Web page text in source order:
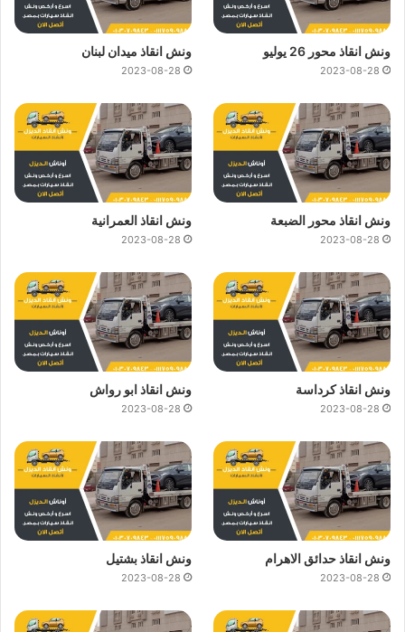
ونش انقاذ محور 26 يوليو
2023-08-28
ونش انقاذ ميدان لبنان
2023-08-28
ونش انقاذ محور الضبعة
2023-08-28
ونش انقاذ العمرانية
2023-08-28
ونش انقاذ كرداسة
2023-08-28
ونش انقاذ ابو رواش
2023-08-28
ونش انقاذ حدائق الاهرام
2023-08-28
ونش انقاذ بشتيل
2023-08-28